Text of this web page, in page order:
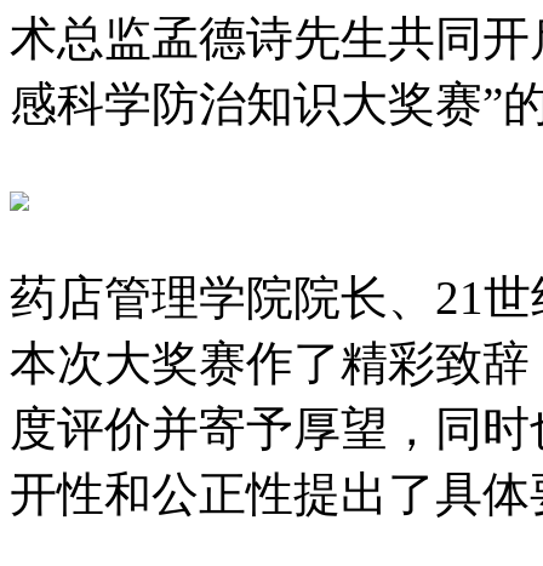
术总监孟德诗先生共同开
感科学防治知识大奖赛”
药店管理学院院长、
本次大奖赛作了精彩致辞
度评价并寄予厚望，同
开性和公正性提出了具体